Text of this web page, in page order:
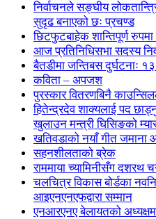
निर्वाचनले सङ्घीय
सुदृढ बनाएको छः प्रचण्ड
छिटफुटबाहेक शान्तिपूर्ण
आज प्रतिनिधिसभा सदस्य
बैतडीमा जन्तिबस दुर्घटनाः
कविता – अपजश
पुरस्कार वितरणबिनै
हितेन्द्रदेव शाक्यलाई पद
खुलाउन मन्त्री घिसिङको
खतिवडाको नयाँ गीत
सहनशीलताको ब्रेक
राममाया च्यामिनीसँग दशरथ
चलचित्र विकास बोर्डका
आइएनएनएफद्वारा सम्मान
एनआरएनए बेलायतको